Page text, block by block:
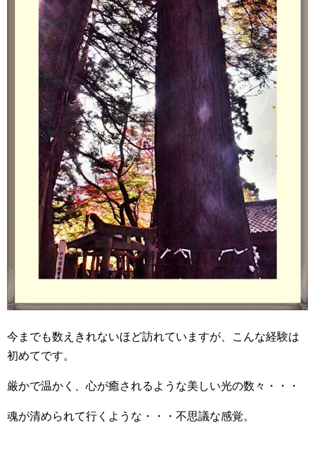
今までも数えきれないほど訪れていますが、こんな経験は
初めてです。
厳かで温かく、心が癒されるような美しい光の数々・・・
魂が清められて行くような・・・不思議な感覚。